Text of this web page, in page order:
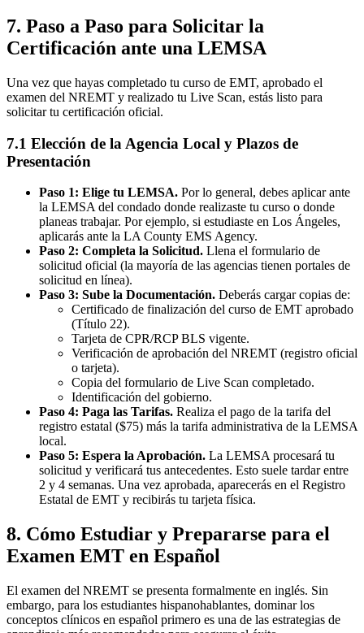
7. Paso a Paso para Solicitar la
Certificación ante una LEMSA
Una vez que hayas completado tu curso de EMT, aprobado el
examen del NREMT y realizado tu Live Scan, estás listo para
solicitar tu certificación oficial.
7.1 Elección de la Agencia Local y Plazos de
Presentación
Paso 1: Elige tu LEMSA. Por lo general, debes aplicar ante
la LEMSA del condado donde realizaste tu curso o donde
planeas trabajar. Por ejemplo, si estudiaste en Los Ángeles,
aplicarás ante la LA County EMS Agency.
Paso 2: Completa la Solicitud. Llena el formulario de
solicitud oficial (la mayoría de las agencias tienen portales de
solicitud en línea).
Paso 3: Sube la Documentación. Deberás cargar copias de:
Certificado de finalización del curso de EMT aprobado
(Título 22).
Tarjeta de CPR/RCP BLS vigente.
Verificación de aprobación del NREMT (registro oficial
o tarjeta).
Copia del formulario de Live Scan completado.
Identificación del gobierno.
Paso 4: Paga las Tarifas. Realiza el pago de la tarifa del
registro estatal ($75) más la tarifa administrativa de la LEMSA
local.
Paso 5: Espera la Aprobación. La LEMSA procesará tu
solicitud y verificará tus antecedentes. Esto suele tardar entre
2 y 4 semanas. Una vez aprobada, aparecerás en el Registro
Estatal de EMT y recibirás tu tarjeta física.
8. Cómo Estudiar y Prepararse para el
Examen EMT en Español
El examen del NREMT se presenta formalmente en inglés. Sin
embargo, para los estudiantes hispanohablantes, dominar los
conceptos clínicos en español primero es una de las estrategias de